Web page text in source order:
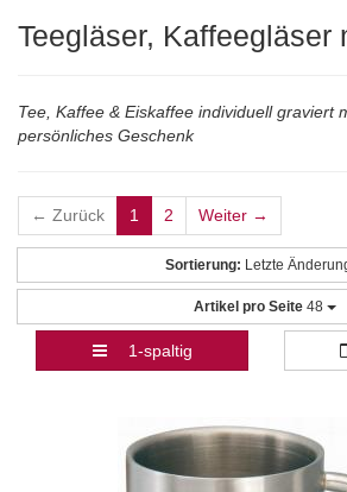
Teegläser, Kaffeegläser
Tee, Kaffee & Eiskaffee individuell graviert
persönliches Geschenk
← Zurück 1 2 Weiter →
Sortierung: Letzte
Artikel pro Seite 48
1-spaltig